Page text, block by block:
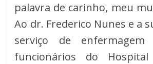
palavra de carinho, meu
Ao dr. Frederico Nunes e a
serviço de
funcionários do Hospital